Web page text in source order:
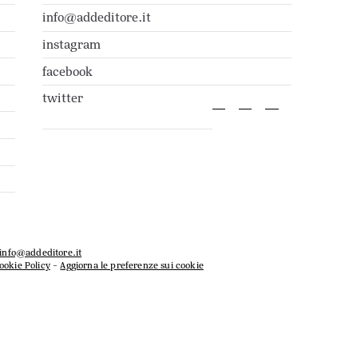
info@addeditore.it
instagram
facebook
twitter
info@addeditore.it
Policy-Aggiorna le preferenze sui cookie